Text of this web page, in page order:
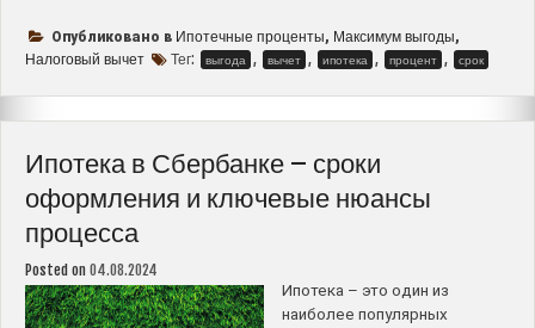
и
налоговый
лет
к
максимуму
выгоды?”
Опубликовано в Ипотечные проценты, Максимум выгоды,
Налоговый вычет Тег: выгода , вычет , ипотека , процент , срок
Ипотека в Сбербанке – сроки
оформления и ключевые нюансы
процесса
Posted on 04.08.2024
Ипотека – это один из
наиболее популярных